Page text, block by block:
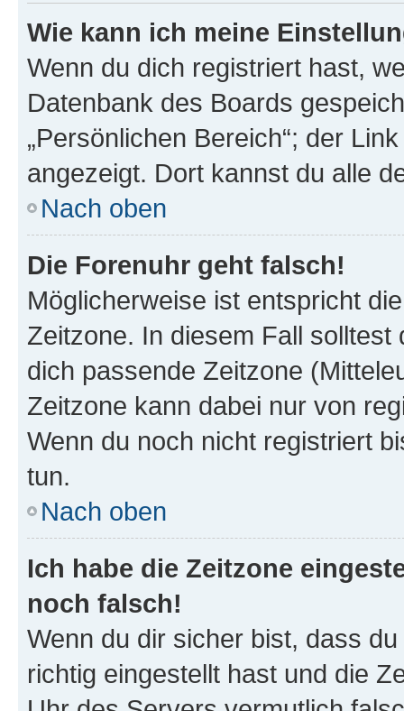
Wie kann ich meine
Wenn du dich registriert hast,
Datenbank des Boards
„Persönlichen Bereich“; der
angezeigt. Dort kannst du alle
Nach oben
Die Forenuhr geht falsch!
Möglicherweise ist entspricht
Zeitzone. In diesem Fall solltest
dich passende Zeitzone
Zeitzone kann dabei nur von
Wenn du noch nicht registriert
tun.
Nach oben
Ich habe die Zeitzone
noch falsch!
Wenn du dir sicher bist, dass
richtig eingestellt hast und die